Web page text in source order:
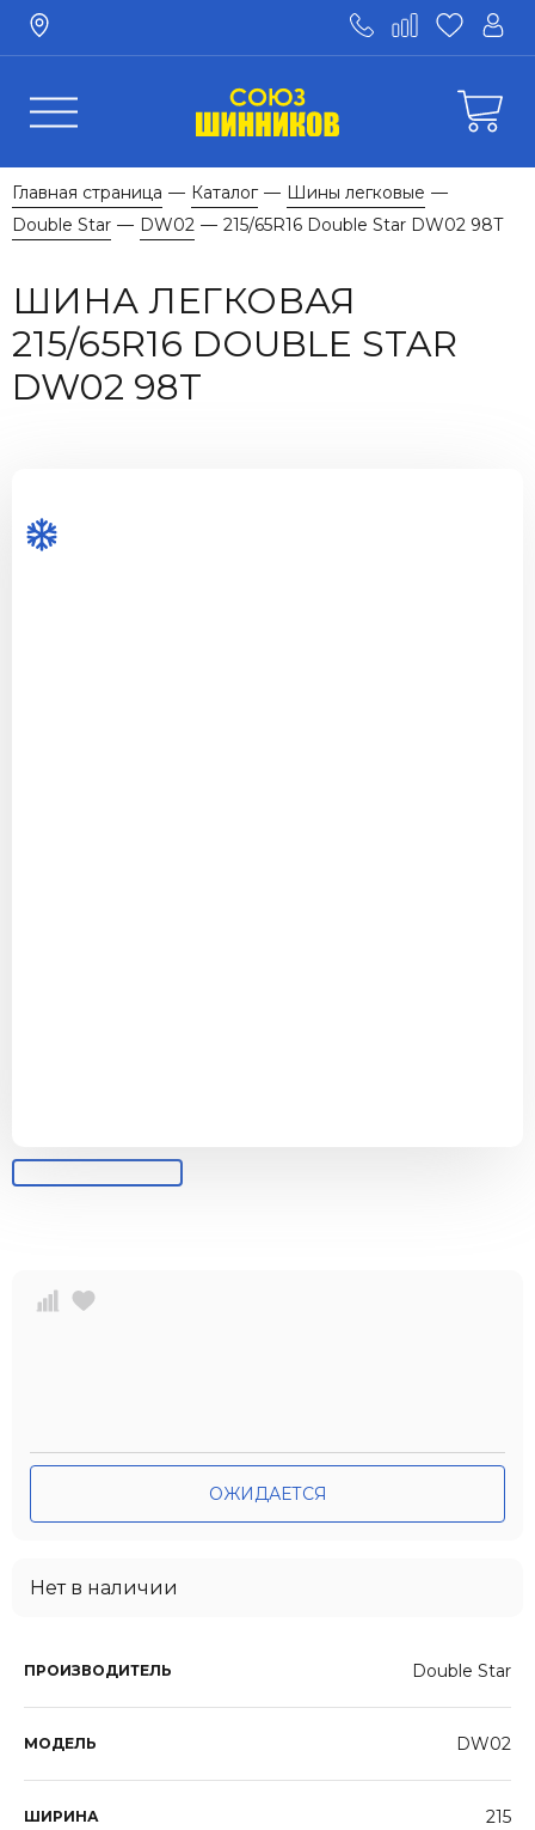
Главная страница — Каталог — Шины легковые —
Double Star — DW02 — 215/65R16 Double Star DW02 98T
ШИНА ЛЕГКОВАЯ
215/65R16 DOUBLE STAR
DW02 98T
ПРОИЗВОДИТЕЛЬ Double Star
МОДЕЛЬ DW02
ШИРИНА 215
ОЖИДАЕТСЯ
Нет в наличии